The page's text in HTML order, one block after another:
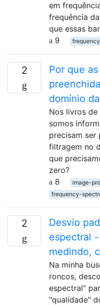
em
frequência
que essas
9
frequency
2
Por que
domínio
Nos livros de
somos
precisam ser
filtragem no
que
zero?
8
image-
frequency-
2
Desvio
espectral
medindo,
Na minha
roncos,
espectral"
"qualidade"